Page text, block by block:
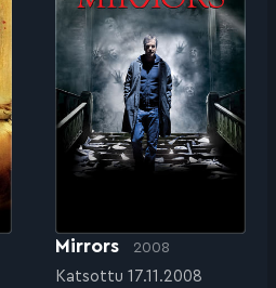
Mirrors 2008
Katsottu 17.11.2008